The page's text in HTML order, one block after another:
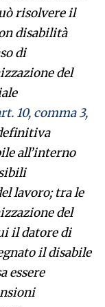
risolvere il
disabilità
di
del
10, comma 3,
itiva
all’interno
lavoro; tra le
del
il datore di
il disabile
essere